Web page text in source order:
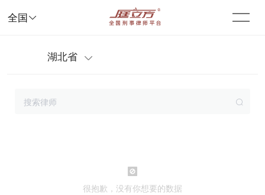
全国 
湖北省 

很抱歉，没有你想要的数据